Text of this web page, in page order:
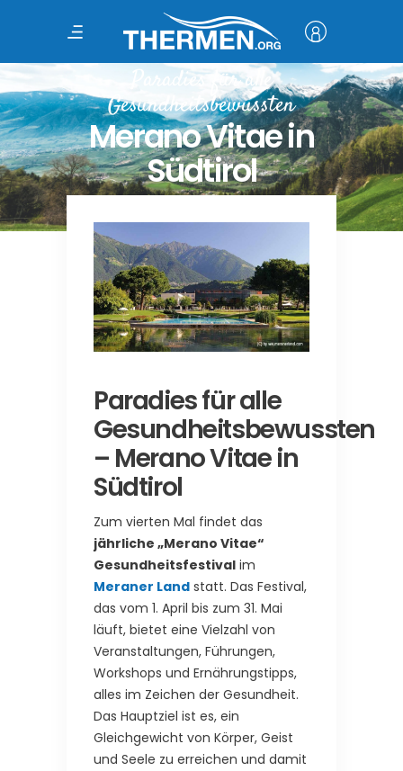
Paradies für alle
Gesundheitsbewussten
Merano Vitae in
Südtirol
Paradies für alle
Gesundheitsbewussten
– Merano Vitae in
Südtirol
Zum vierten Mal findet das
jährliche „Merano Vitae“
Gesundheitsfestival im
Meraner Land statt. Das Festival,
das vom 1. April bis zum 31. Mai
läuft, bietet eine Vielzahl von
Veranstaltungen, Führungen,
Workshops und Ernährungstipps,
alles im Zeichen der Gesundheit.
Das Hauptziel ist es, ein
Gleichgewicht von Körper, Geist
und Seele zu erreichen und damit